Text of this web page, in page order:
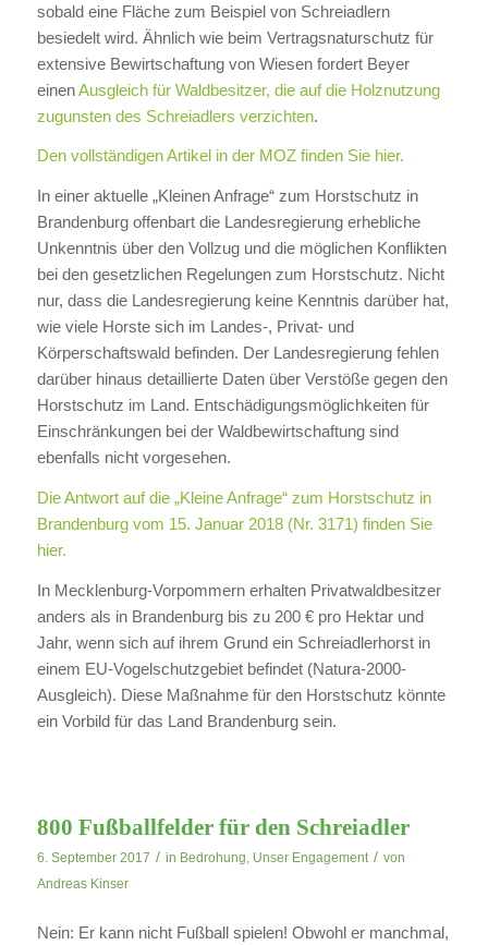
sobald eine Fläche zum Beispiel von Schreiadlern
besiedelt wird. Ähnlich wie beim Vertragsnaturschutz für
extensive Bewirtschaftung von Wiesen fordert Beyer
einenAusgleich für Waldbesitzer, die auf die Holznutzung
zugunsten des Schreiadlers verzichten.
Den vollständigen Artikel in der MOZ finden Sie hier.
In einer aktuelle „Kleinen Anfrage“ zum Horstschutz in
Brandenburg offenbart die Landesregierung erhebliche
Unkenntnis über den Vollzug und die möglichen Konflikten
bei den gesetzlichen Regelungen zum Horstschutz. Nicht
nur, dass die Landesregierung keine Kenntnis darüber hat,
wie viele Horste sich im Landes-, Privat- und
Körperschaftswald befinden. Der Landesregierung fehlen
darüber hinaus detaillierte Daten über Verstöße gegen den
Horstschutz im Land. Entschädigungsmöglichkeiten für
Einschränkungen bei der Waldbewirtschaftung sind
ebenfalls nicht vorgesehen.
Die Antwort auf die „Kleine Anfrage“ zum Horstschutz in
Brandenburg vom 15. Januar 2018 (Nr. 3171) finden Sie
hier.
In Mecklenburg-Vorpommern erhalten Privatwaldbesitzer
anders als in Brandenburg bis zu 200 € pro Hektar und
Jahr, wenn sich auf ihrem Grund ein Schreiadlerhorst in
einem EU-Vogelschutzgebiet befindet (Natura-2000-
Ausgleich). Diese Maßnahme für den Horstschutz könnte
ein Vorbild für das Land Brandenburg sein.
800 Fußballfelder für den Schreiadler
6. September 2017 / in Bedrohung, Unser Engagement / von
Andreas Kinser
Nein: Er kann nicht Fußball spielen! Obwohl er manchmal,